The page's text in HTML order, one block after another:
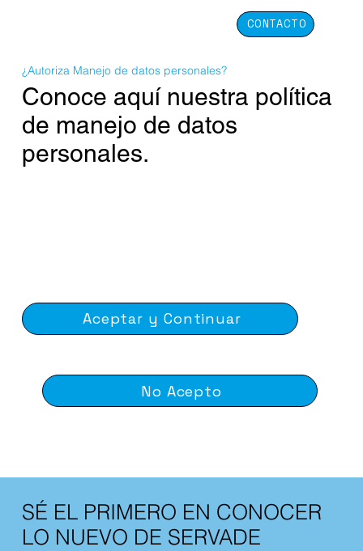
CONTACTO
¿Autoriza Manejo de datos personales?
Conoce aquí nuestra política
de manejo de datos
personales.
Aceptar y Continuar
No Acepto
SÉ EL PRIMERO EN CONOCER
LO NUEVO DE SERVADE